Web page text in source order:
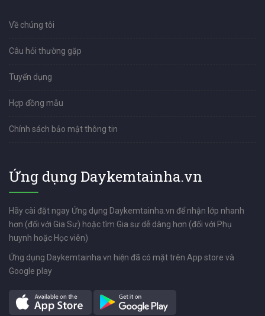
Về chúng tôi
Câu hỏi thường gặp
Tuyển dụng
Hợp đồng mẫu
Chính sách bảo mật thông tin
Ứng dụng Daykemtainha.vn
Hãy cài đặt ngay Ứng dụng Daykemtainha.vn để nhận lớp nhanh
hơn (đối với Gia Sư) hoặc tìm Gia sư dễ dàng hơn (đối với Phụ
huynh hoặc Học viên)
Ứng dụng Daykemtainha.vn hiện đã có mặt trên App store và
Google play